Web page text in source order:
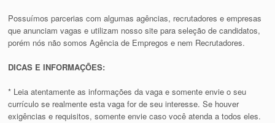
Possuímos parcerias com algumas agências, recrutadores e empresas
que anunciam vagas e utilizam nosso site para seleção de candidatos,
porém nós não somos Agência de Empregos e nem Recrutadores.
DICAS E INFORMAÇÕES:
* Leia atentamente as informações da vaga e somente envie o seu
currículo se realmente esta vaga for de seu interesse. Se houver
exigências e requisitos, somente envie caso você atenda a todos eles.